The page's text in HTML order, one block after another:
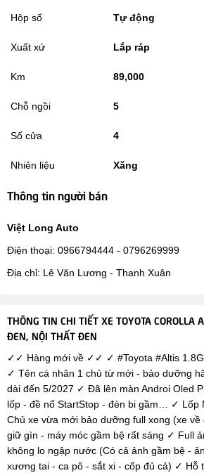
Hộp số Tự động
Xuất xứ Lắp ráp
Km 89,000
Chỗ ngồi 5
Số cửa 4
Nhiên liệu Xăng
Thông tin người bán
Việt Long Auto
Điện thoại: 0966794444 - 0796269999
Địa chỉ: Lê Văn Lương - Thanh Xuân
THÔNG TIN CHI TIẾT XE TOYOTA COROLLA
ĐEN, NỘI THẤT ĐEN
✓✓ Hàng mới về ✓✓ ✓ #Toyota #Altis
✓ Tên cá nhân 1 chủ từ mới - bảo dưỡng
dài đến 5/2027 ✓ Đã lên màn Androi Oled
lốp - đề nổ StartStop - đèn bi gầm… ✓ Lốp
Chủ xe vừa mới bảo dưỡng full xong (xe
giữ gìn - máy móc gầm bệ rất sáng ✓ Full
không lo ngập nước (Có cả ảnh gầm bệ -
xương tai - ca pô - sắt xi - cốp đủ cả) ✓ Hỗ